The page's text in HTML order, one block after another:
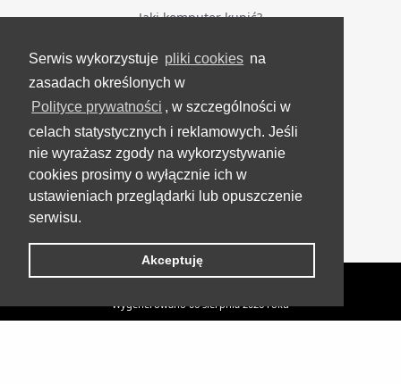
Serwis wykorzystuje pliki cookies na
zasadach określonych w
Polityce prywatności , w szczególności w
celach statystycznych i reklamowych. Jeśli
nie wyrażasz zgody na wykorzystywanie
cookies prosimy o wyłącznie ich w
ustawieniach przeglądarki lub opuszczenie
serwisu.
Akceptuję
Jaki komputer kupić?
BĄDŹ NA BIEŻĄCO
Facebook
Grupa Testerzy Videotestów
YouTube
Twitter
VideoTesty.pl Wszelkie prawa zastrzeżone
Wygenerowano 06 sierpnia 2026 roku